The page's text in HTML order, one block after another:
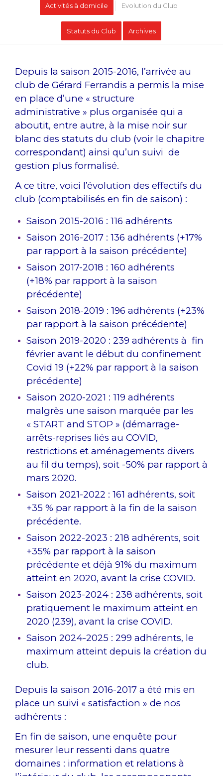
Activités à domicile Evolution du Club
Statuts du Club Archives
Depuis la saison 2015-2016, l’arrivée au
club de Gérard Ferrandis a permis la mise
en place d’une « structure
administrative » plus organisée qui a
aboutit, entre autre, à la mise noir sur
blanc des statuts du club (voir le chapitre
correspondant) ainsi qu’un suivi de
gestion plus formalisé.
A ce titre, voici l’évolution des effectifs du
club (comptabilisés en fin de saison) :
Saison 2015-2016 : 116 adhérents
Saison 2016-2017 : 136 adhérents (+17%
par rapport à la saison précédente)
Saison 2017-2018 : 160 adhérents
(+18% par rapport à la saison
précédente)
Saison 2018-2019 : 196 adhérents (+23%
par rapport à la saison précédente)
Saison 2019-2020 : 239 adhérents à fin
février avant le début du confinement
Covid 19 (+22% par rapport à la saison
précédente)
Saison 2020-2021 : 119 adhérents
malgrès une saison marquée par les
« START and STOP » (démarrage-
arrêts-reprises liés au COVID,
restrictions et aménagements divers
au fil du temps), soit -50% par rapport à
mars 2020.
Saison 2021-2022 : 161 adhérents, soit
+35 % par rapport à la fin de la saison
précédente.
Saison 2022-2023 : 218 adhérents, soit
+35% par rapport à la saison
précédente et déjà 91% du maximum
atteint en 2020, avant la crise COVID.
Saison 2023-2024 : 238 adhérents, soit
pratiquement le maximum atteint en
2020 (239), avant la crise COVID.
Saison 2024-2025 : 299 adhérents, le
maximum atteint depuis la création du
club.
Depuis la saison 2016-2017 a été mis en
place un suivi « satisfaction » de nos
adhérents :
En fin de saison, une enquête pour
mesurer leur ressenti dans quatre
domaines : information et relations à